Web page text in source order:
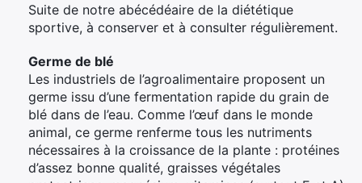
Suite de notre abécédéaire de la diététique
sportive, à conserver et à consulter régulièrement.
Germe de blé
Les industriels de l’agroalimentaire proposent un
germe issu d’une fermentation rapide du grain de
blé dans de l’eau. Comme l’œuf dans le monde
animal, ce germe renferme tous les nutriments
nécessaires à la croissance de la plante : protéines
d’assez bonne qualité, graisses végétales